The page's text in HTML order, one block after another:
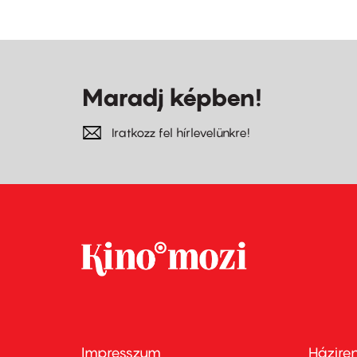
Maradj képben!
Iratkozz fel hírlevelünkre!
Impresszum